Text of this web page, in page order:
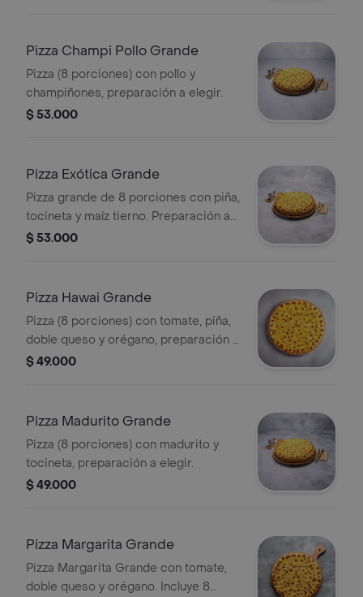
Pizza Champi Pollo Grande
Pizza (8 porciones) con pollo y
champiñones, preparación a elegir.
$ 53.000
Pizza Exótica Grande
Pizza grande de 8 porciones con piña,
tocineta y maíz tierno. Preparación a
elegir.
$ 53.000
Pizza Hawai Grande
Pizza (8 porciones) con tomate, piña,
doble queso y orégano, preparación a
elegir.
$ 49.000
Pizza Madurito Grande
Pizza (8 porciones) con madurito y
tocineta, preparación a elegir.
$ 49.000
Pizza Margarita Grande
Pizza Margarita Grande con tomate,
doble queso y orégano. Incluye 8